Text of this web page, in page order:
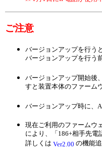
ご注意
バージョンアップを行う
バージョンアップを行う
バージョンアップ開始後
すと装置本体のファーム
バージョンアップ時に、
現在ご利用のファームウ
により、「186+相手先電
詳しくは Ver2.00 の機能